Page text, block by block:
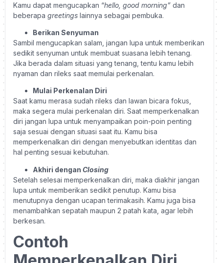
Kamu dapat mengucapkan “hello, good morning” dan
beberapa greetings lainnya sebagai pembuka.
Berikan Senyuman
Sambil mengucapkan salam, jangan lupa untuk memberikan
sedikit senyuman untuk membuat suasana lebih tenang.
Jika berada dalam situasi yang tenang, tentu kamu lebih
nyaman dan rileks saat memulai perkenalan.
Mulai Perkenalan Diri
Saat kamu merasa sudah rileks dan lawan bicara fokus,
maka segera mulai perkenalan diri. Saat memperkenalkan
diri jangan lupa untuk menyampaikan poin-poin penting
saja sesuai dengan situasi saat itu. Kamu bisa
memperkenalkan diri dengan menyebutkan identitas dan
hal penting sesuai kebutuhan.
Akhiri dengan Closing
Setelah selesai memperkenalkan diri, maka diakhir jangan
lupa untuk memberikan sedikit penutup. Kamu bisa
menutupnya dengan ucapan terimakasih. Kamu juga bisa
menambahkan sepatah maupun 2 patah kata, agar lebih
berkesan.
Contoh